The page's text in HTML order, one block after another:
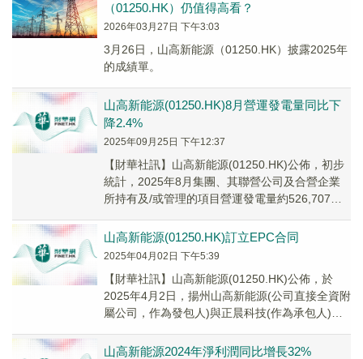
（01250.HK）仍值得高看？
2026年03月27日 下午3:03
3月26日，山高新能源（01250.HK）披露2025年
的成績單。
山高新能源(01250.HK)8月營運發電量同比下
降2.4%
2025年09月25日 下午12:37
【財華社訊】山高新能源(01250.HK)公佈，初步
統計，2025年8月集團、其聯營公司及合營企業
所持有及/或管理的項目營運發電量約526,707兆
山高新能源(01250.HK)訂立EPC合同
2025年04月02日 下午5:39
【財華社訊】山高新能源(01250.HK)公佈，於
2025年4月2日，揚州山高新能源(公司直接全資附
屬公司，作為發包人)與正晨科技(作為承包人)訂
山高新能源2024年淨利潤同比增長32%